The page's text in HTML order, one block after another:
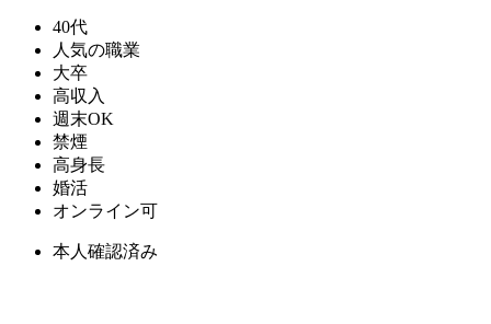
40代
人気の職業
大卒
高収入
週末OK
禁煙
高身長
婚活
オンライン可
本人確認済み